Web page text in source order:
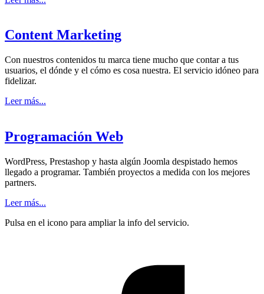
Content Marketing
Con nuestros contenidos tu marca tiene mucho que contar a tus
usuarios, el dónde y el cómo es cosa nuestra. El servicio idóneo para
fidelizar.
Leer más...
Programación Web
WordPress, Prestashop y hasta algún Joomla despistado hemos
llegado a programar. También proyectos a medida con los mejores
partners.
Leer más...
Pulsa en el icono para ampliar la info del servicio.